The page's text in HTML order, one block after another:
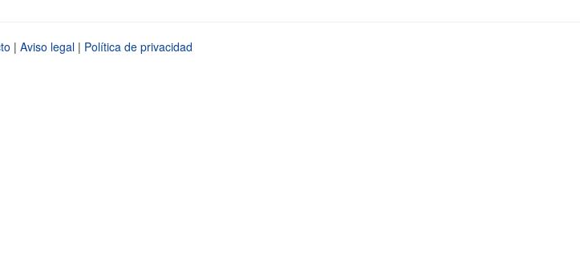
| Aviso legal | Política de privacidad